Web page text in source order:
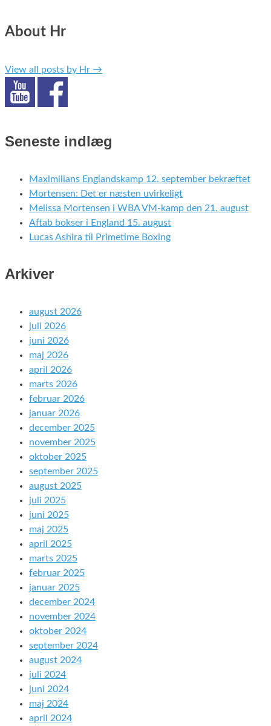
About Hr
View all posts by Hr →
Seneste indlæg
Maximilians Englandskamp 12. september bekræftet
Mortensen: Det er næsten uvirkeligt
Melissa Mortensen i WBA VM-kamp den 21. august
Aftab bokser i England 15. august
Lucas Ashira til Primetime Boxing
Arkiver
august 2026
juli 2026
juni 2026
maj 2026
april 2026
marts 2026
februar 2026
januar 2026
december 2025
november 2025
oktober 2025
september 2025
august 2025
juli 2025
juni 2025
maj 2025
april 2025
marts 2025
februar 2025
januar 2025
december 2024
november 2024
oktober 2024
september 2024
august 2024
juli 2024
juni 2024
maj 2024
april 2024